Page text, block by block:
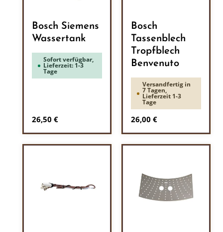
Bosch Siemens
Wassertank
Sofort verfügbar,
Lieferzeit: 1-3
Tage
Regulärer Preis:
26,50 €
Bosch
Tassenblech
Tropfblech
Benvenuto
Versandfertig in
7 Tagen,
Lieferzeit 1-3
Tage
Regulärer Preis:
26,00 €